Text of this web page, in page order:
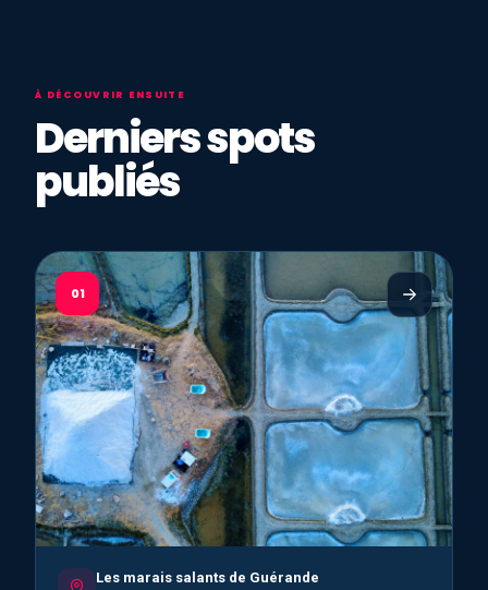
À DÉCOUVRIR ENSUITE
Derniers spots
publiés
01
Les marais salants de Guérande